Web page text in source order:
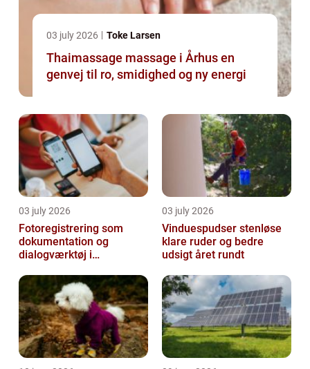
03 july 2026 Toke Larsen
Thaimassage massage i Århus en
genvej til ro, smidighed og ny energi
03 july 2026
Fotoregistrering som
dokumentation og
dialogværktøj i
03 july 2026
Vinduespudser stenløse
klare ruder og bedre
udsigt året rundt